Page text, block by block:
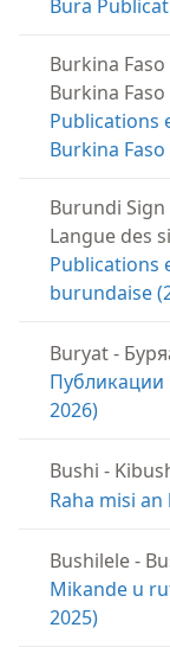
Bura
Burkina
Burkina
Publications
Burkina
Burundi
Langue des
Publications
burundaise
Buryat-
Публикации
2026)
Bushi -
Raha misi
Bushilele-
Mikande u
2025)